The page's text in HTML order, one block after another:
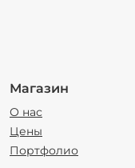
Магазин
О нас
Цены
Портфолио